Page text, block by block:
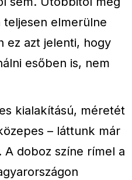
elmerülne
ez azt jelenti, hogy
esőben is, nem
kialakítású, méretét
– láttunk már
doboz színe rímel a